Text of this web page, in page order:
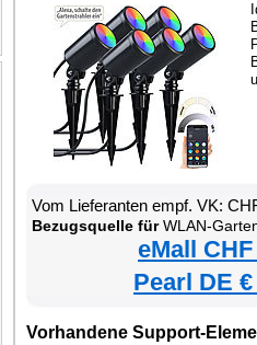
Vom Lieferanten empf. VK:
Bezugsquelle fürWLAN-Gartenstrahler mit RGB-
eMall
Pearl DE
Vorhandene Support-